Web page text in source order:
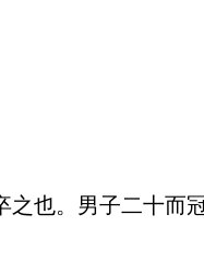
也。男子二十而